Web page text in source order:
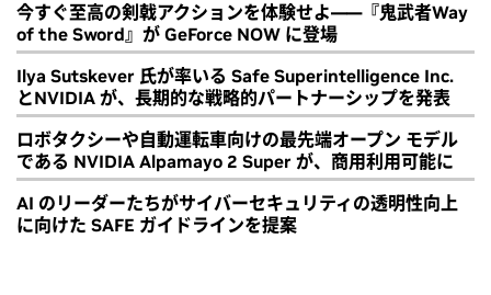
今すぐ至高の剣戟アクションを体験せよ――『鬼武者Way
of the Sword』が GeForce NOW に登場
Ilya Sutskever 氏が率いる Safe Superintelligence Inc.
とNVIDIA が、長期的な戦略的パートナーシップを発表
ロボタクシーや自動運転車向けの最先端オープン モデル
である NVIDIA Alpamayo 2 Super が、商用利用可能に
AI のリーダーたちがサイバーセキュリティの透明性向上
に向けた SAFE ガイドラインを提案